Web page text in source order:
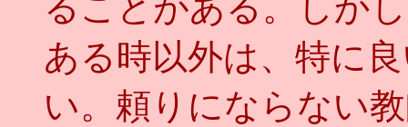
ある時以外は、特に
い。頼りにならない